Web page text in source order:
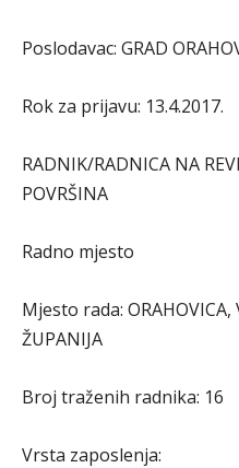
Poslodavac: GRAD
Rok za prijavu: 13.4.2017.
RADNIK/RADNICA NA
POVRŠINA
Radno mjesto
Mjesto rada: ORAHOVICA,
ŽUPANIJA
Broj traženih radnika: 16
Vrsta zaposlenja: